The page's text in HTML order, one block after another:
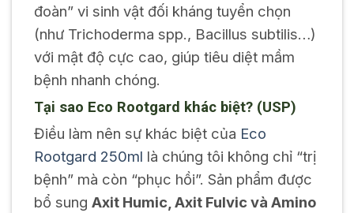
đoàn” vi sinh vật đối kháng tuyển chọn
(như Trichoderma spp., Bacillus subtilis…)
với mật độ cực cao, giúp tiêu diệt mầm
bệnh nhanh chóng.
Tại sao Eco Rootgard khác biệt? (USP)
Điều làm nên sự khác biệt của Eco
Rootgard 250ml là chúng tôi không chỉ “trị
bệnh” mà còn “phục hồi”. Sản phẩm được
bổ sung Axit Humic, Axit Fulvic và Amino